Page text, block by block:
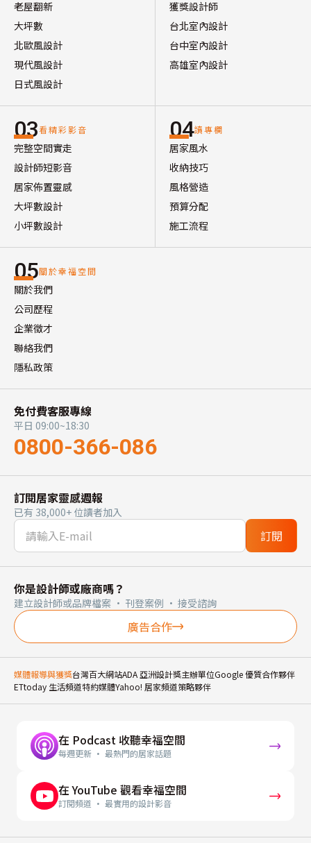
老屋翻新
大坪數
北歐風設計
現代風設計
日式風設計
獲獎設計師
台北室內設計
台中室內設計
高雄室內設計
03看精彩影音
完整空間實走
設計師短影音
居家佈置靈感
大坪數設計
小坪數設計
04讀專欄
居家風水
收納技巧
風格營造
預算分配
施工流程
05關於幸福空間
關於我們
公司歷程
企業徵才
聯絡我們
隱私政策
免付費客服專線
平日 09:00~18:30
0800-366-086
訂閱居家靈感週報
已有 38,000+ 位讀者加入
訂閱
你是設計師或廠商嗎？
建立設計師或品牌檔案 · 刊登案例 · 接受諮詢
廣告合作
媒體報導與獲獎台灣百大網站ADA 亞洲設計獎主辦單位Google 優質合作夥伴
ETtoday 生活頻道特約媒體Yahoo! 居家頻道策略夥伴
在 Podcast 收聽幸福空間
每週更新 · 最熱門的居家話題
在 YouTube 觀看幸福空間
訂閱頻道 · 最實用的設計影音